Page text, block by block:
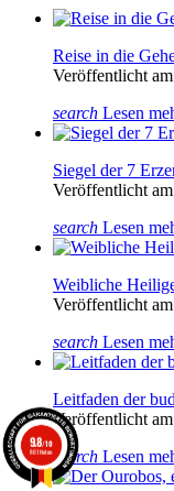
Reise in die
Veröffentlicht
search Lesen
Siegel der 7
Veröffentlicht
search Lesen
Weibliche
Veröffentlicht
search Lesen
Leitfaden der
Veröffentlicht
search Lesen
9.8/10
861 Noten